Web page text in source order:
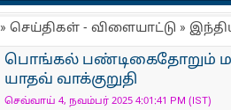
» செய்திகள் - விளையாட்டு »
பொங்கல் பண்டிகைதோறும்
யாதவ் வாக்குறுதி
செவ்வாய் 4, நவம்பர் 2025 4:01:41 PM (IST)